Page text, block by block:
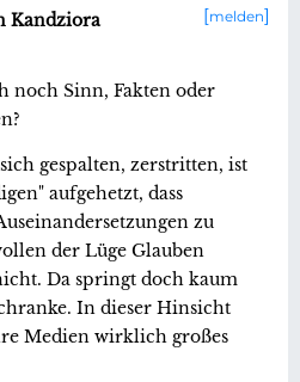
melden
Kandziora
noch Sinn, Fakten oder
gespalten, zerstritten, ist
aufgehetzt, dass
zu
der Lüge Glauben
Da springt doch kaum
In dieser Hinsicht
Medien wirklich großes